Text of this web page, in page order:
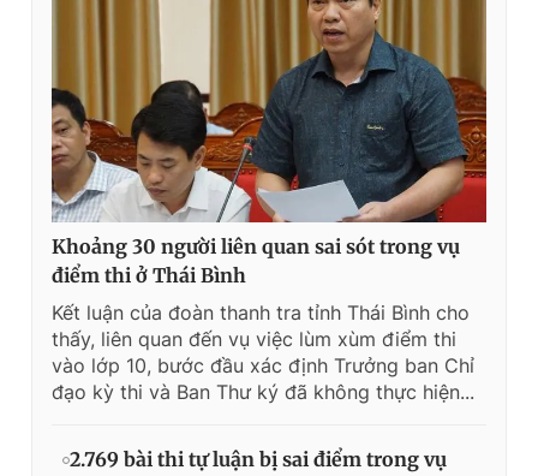
Khoảng 30 người liên quan sai sót trong vụ
điểm thi ở Thái Bình
Kết luận của đoàn thanh tra tỉnh Thái Bình cho
thấy, liên quan đến vụ việc lùm xùm điểm thi
vào lớp 10, bước đầu xác định Trưởng ban Chỉ
đạo kỳ thi và Ban Thư ký đã không thực hiện...
2.769 bài thi tự luận bị sai điểm trong vụ